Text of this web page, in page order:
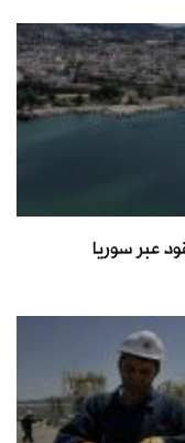
عبر سوريا